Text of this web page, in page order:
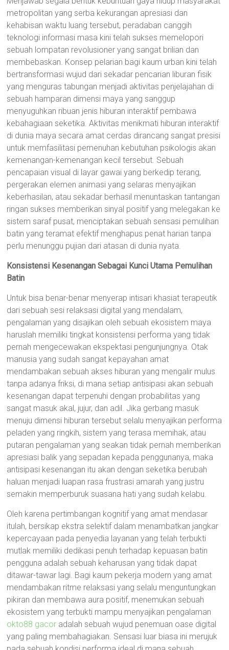
metropolitan yang serba kekurangan apresiasi dan
kehabisan waktu luang tersebut, peradaban canggih
teknologi informasi masa kini telah sukses memelopori
sebuah lompatan revolusioner yang sangat brilian dan
membebaskan. Konsep pelarian bagi kaum urban kini telah
bertransformasi wujud dari sekadar pencarian liburan fisik
yang menguras tabungan menjadi aktivitas penjelajahan di
sebuah hamparan dimensi maya yang sanggup
menyuguhkan ribuan jenis hiburan interaktif pembawa
kebahagiaan seketika. Aktivitas menikmati hiburan interaktif
di dunia maya secara amat cerdas dirancang sangat presisi
untuk memfasilitasi pemenuhan kebutuhan psikologis akan
kemenangan-kemenangan kecil tersebut. Sebuah
pencapaian visual di layar gawai yang berkedip terang,
pergerakan elemen animasi yang selaras menyajikan
keberhasilan, atau sekadar berhasil menuntaskan tantangan
ringan sukses memberikan sinyal positif yang melegakan ke
sistem saraf pusat, menciptakan sebuah sensasi pemulihan
batin yang teramat efektif menghapus penat harian tanpa
perlu menunggu pujian dari atasan di dunia nyata.
Konsistensi Kesenangan Sebagai Kunci Utama Pemulihan
Batin
Untuk bisa benar-benar menyerap intisari khasiat terapeutik
dari sebuah sesi relaksasi digital yang mendalam,
pengalaman yang disajikan oleh sebuah ekosistem maya
haruslah memiliki tingkat konsistensi performa yang tidak
pernah mengecewakan ekspektasi pengunjungnya. Otak
manusia yang sudah sangat kepayahan amat
mendambakan sebuah akses hiburan yang mengalir mulus
tanpa adanya friksi, di mana setiap antisipasi akan sebuah
kesenangan dapat terpenuhi dengan probabilitas yang
sangat masuk akal, jujur, dan adil. Jika gerbang masuk
menuju dimensi hiburan tersebut selalu menyajikan performa
peladen yang ringkih, sistem yang terasa memihak, atau
putaran pengalaman yang seakan tidak pernah memberikan
apresiasi balik yang sepadan kepada penggunanya, maka
antisipasi kesenangan itu akan dengan seketika berubah
haluan menjadi luapan rasa frustrasi amarah yang justru
semakin memperburuk suasana hati yang sudah kelabu.
Oleh karena pertimbangan kognitif yang amat mendasar
itulah, bersikap ekstra selektif dalam menambatkan jangkar
kepercayaan pada penyedia layanan yang telah terbukti
mutlak memiliki dedikasi penuh terhadap kepuasan batin
pengguna adalah sebuah keharusan yang tidak dapat
ditawar-tawar lagi. Bagi kaum pekerja modern yang amat
mendambakan ritme relaksasi yang selalu menguntungkan
pikiran dan membawa aura positif, menemukan sebuah
ekosistem yang terbukti mampu menyajikan pengalaman
okto88 gacor adalah sebuah wujud penemuan oase digital
yang paling membahagiakan. Sensasi luar biasa ini merujuk